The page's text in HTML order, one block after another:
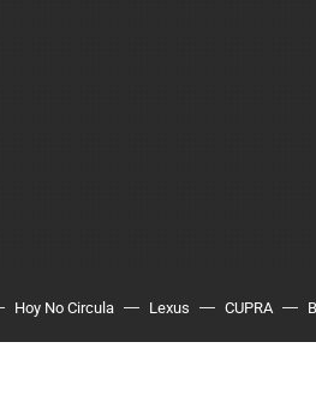
Hoy No Circula Lexus CUPRA